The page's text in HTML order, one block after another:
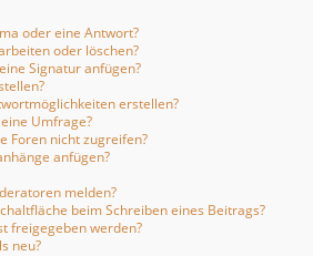
oder eine Antwort?
oder löschen?
Signatur anfügen?
erstellen?
Umfrage?
Foren nicht zugreifen?
anfügen?
melden?
beim Schreiben eines Beitrags?
freigegeben werden?
neu?